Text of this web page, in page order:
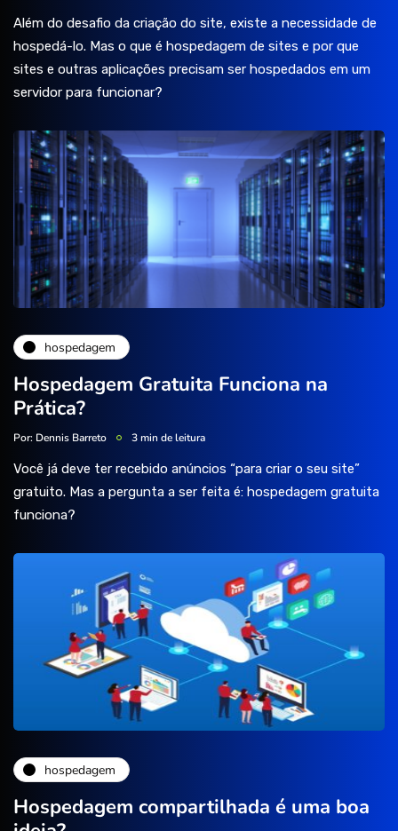
Além do desafio da criação do site, existe a necessidade de
hospedá-lo. Mas o que é hospedagem de sites e por que
sites e outras aplicações precisam ser hospedados em um
servidor para funcionar?
hospedagem
Hospedagem Gratuita Funciona na
Prática?
Por: Dennis Barreto 3 min de leitura
Você já deve ter recebido anúncios “para criar o seu site”
gratuito. Mas a pergunta a ser feita é: hospedagem gratuita
funciona?
hospedagem
Hospedagem compartilhada é uma boa